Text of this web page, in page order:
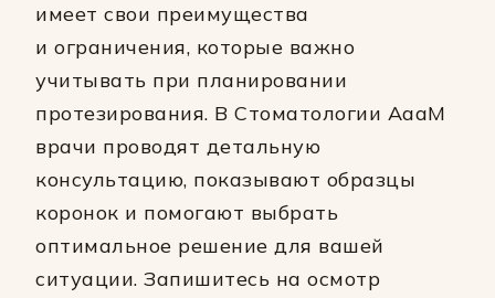
имеет свои преимущества
и ограничения, которые важно
учитывать при планировании
протезирования. В Стоматологии АааМ
врачи проводят детальную
консультацию, показывают образцы
коронок и помогают выбрать
оптимальное решение для вашей
ситуации. Запишитесь на осмотр